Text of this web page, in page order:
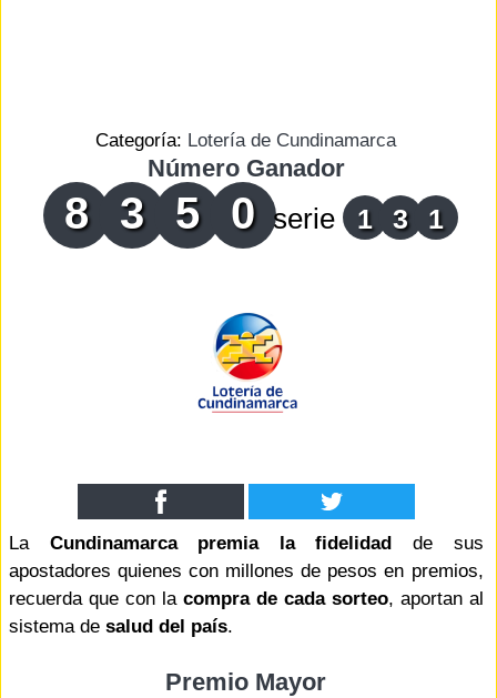
Categoría: Lotería de Cundinamarca
Número Ganador
8 3 5 0 serie 1 3 1
La Cundinamarca premia la fidelidad de sus
apostadores quienes con millones de pesos en premios,
recuerda que con la compra de cada sorteo, aportan al
sistema de salud del país.
Premio Mayor